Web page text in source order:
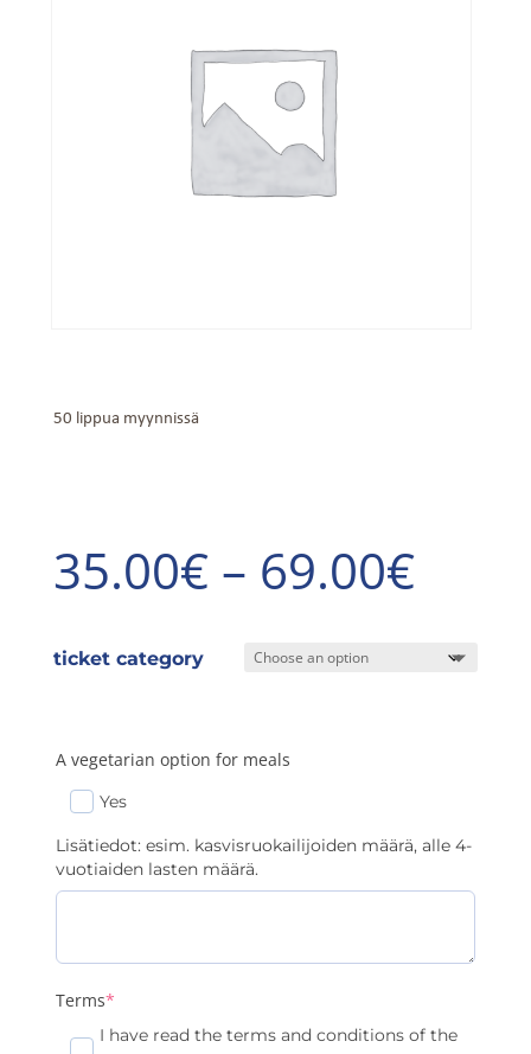
50 lippua myynnissä
35.00€ – 69.00€Price
ticket category
A vegetarian option for meals
Yes
Lisätiedot: esim. kasvisruokailijoiden määrä, alle 4-
vuotiaiden lasten määrä.
Terms*(required)
I have read the terms and conditions of the